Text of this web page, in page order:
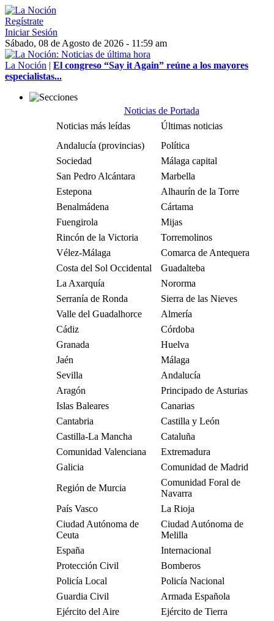
Regístrate
Iniciar Sesión
Sábado, 08 de Agosto de 2026 - 11:59 am
La Noción | El congreso “Say it Again” reúne a los mayores
especialistas...
Noticias de Portada
Noticias más leídas
Últimas noticias
Andalucía (provincias)
Política
Sociedad
Málaga capital
San Pedro Alcántara
Marbella
Estepona
Alhaurín de la Torre
Benalmádena
Cártama
Fuengirola
Mijas
Rincón de la Victoria
Torremolinos
Vélez-Málaga
Comarca de Antequera
Costa del Sol Occidental
Guadalteba
La Axarquía
Nororma
Serranía de Ronda
Sierra de las Nieves
Valle del Guadalhorce
Almería
Cádiz
Córdoba
Granada
Huelva
Jaén
Málaga
Sevilla
Andalucía
Aragón
Principado de Asturias
Islas Baleares
Canarias
Cantabria
Castilla y León
Castilla-La Mancha
Cataluña
Comunidad Valenciana
Extremadura
Galicia
Comunidad de Madrid
Región de Murcia
Comunidad Foral de
Navarra
País Vasco
La Rioja
Ciudad Autónoma de
Ceuta
Ciudad Autónoma de
Melilla
España
Internacional
Protección Civil
Bomberos
Policía Local
Policía Nacional
Guardia Civil
Armada Española
Ejército del Aire
Ejército de Tierra